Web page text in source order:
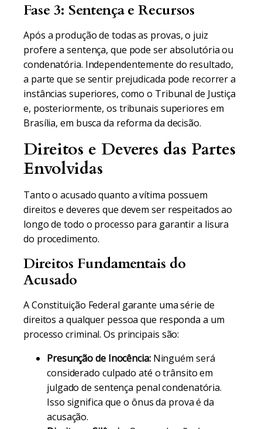
Fase 3: Sentença e Recursos
Após a produção de todas as provas, o juiz
profere a sentença, que pode ser absolutória ou
condenatória. Independentemente do resultado,
a parte que se sentir prejudicada pode recorrer a
instâncias superiores, como o Tribunal de Justiça
e, posteriormente, os tribunais superiores em
Brasília, em busca da reforma da decisão.
Direitos e Deveres das Partes
Envolvidas
Tanto o acusado quanto a vítima possuem
direitos e deveres que devem ser respeitados ao
longo de todo o processo para garantir a lisura
do procedimento.
Direitos Fundamentais do
Acusado
A Constituição Federal garante uma série de
direitos a qualquer pessoa que responda a um
processo criminal. Os principais são:
Presunção de Inocência:Ninguém será
considerado culpado até o trânsito em
julgado de sentença penal condenatória.
Isso significa que o ônus da prova é da
acusação.